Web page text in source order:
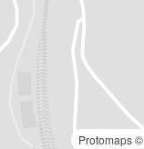
Protomaps©